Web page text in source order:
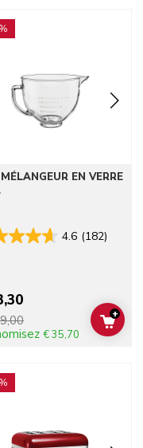
EN VERRE
4.6 (182)
€ 35,70
ADD
+